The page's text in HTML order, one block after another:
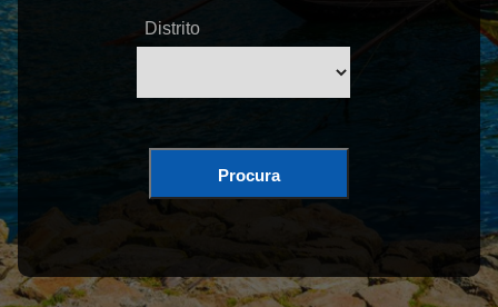
Distrito
Procura